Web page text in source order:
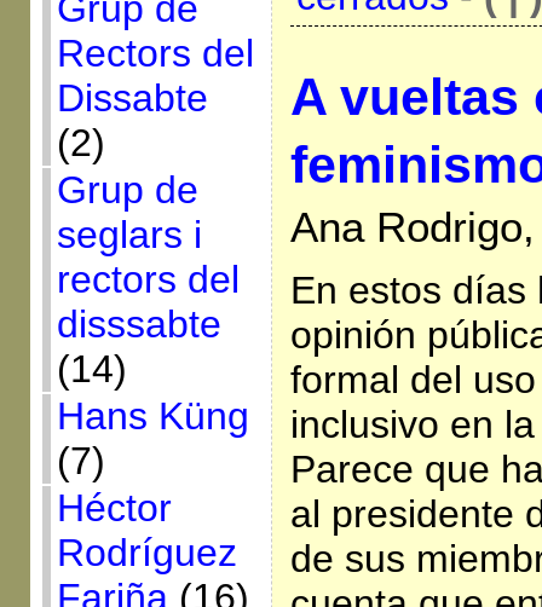
Rectors del
Dissabte
(2)
Grup de
seglars i
rectors del
disssabte
(14)
Hans Küng
(7)
Héctor
Rodríguez
Fariña(16)
A vueltas
Ana
En estos días
opinión
formal del
inclusivo en
Parece que
al presidente
de sus